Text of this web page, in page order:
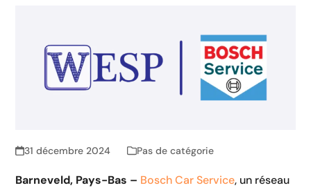
31 décembre 2024 Pas de catégorie
Barneveld, Pays-Bas – Bosch Car Service, un réseau